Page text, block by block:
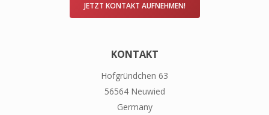
JETZT KONTAKT AUFNEHMEN!
KONTAKT
Hofgründchen 63
56564 Neuwied
Germany